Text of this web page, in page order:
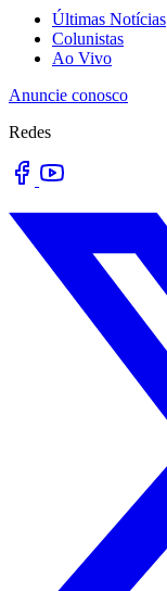
Últimas Notícias
Colunistas
Ao Vivo
Anuncie conosco
Redes